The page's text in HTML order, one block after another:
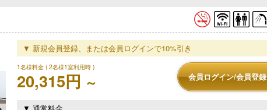
▼ 新規会員登録、または会員ログインで10%引き
1名様料金 ( 2名様1室利用時 )
20,315円 ～ 会員ログイン/会員登録